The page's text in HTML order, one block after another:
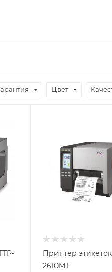
Цвет
Принтер этикеток
2610MT